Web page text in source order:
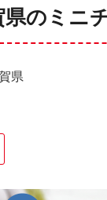
県のミニ
県